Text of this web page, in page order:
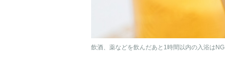
飲酒、薬などを飲んだあと1時間以内の入浴はNG